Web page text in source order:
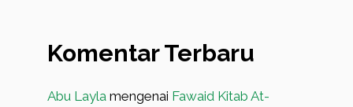
Komentar Terbaru
Abu Layla mengenai Fawaid Kitab At-